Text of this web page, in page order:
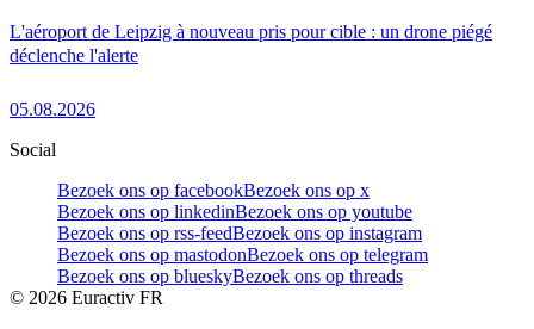
L'aéroport de Leipzig à nouveau pris pour cible : un drone piégé
déclenche l'alerte
05.08.2026
Social
Bezoek ons op facebookBezoek ons op x
Bezoek ons op linkedinBezoek ons op youtube
Bezoek ons op rss-feedBezoek ons op instagram
Bezoek ons op mastodonBezoek ons op telegram
Bezoek ons op blueskyBezoek ons op threads
© 2026 Euractiv FR